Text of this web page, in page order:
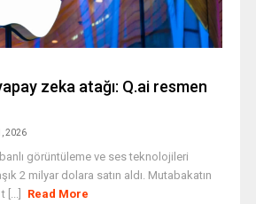
zeka atağı: Q.ai resmen
2026
görüntüleme ve ses teknolojileri
2 milyar dolara satın aldı. Mutabakatın
[...]
Read More